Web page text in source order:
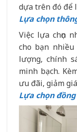
dựa trên đó để
Lựa chọn
Việc lựa chọn
cho bạn
lượng, chính
minh bạch.
ưu đãi, giảm
Lựa chọn